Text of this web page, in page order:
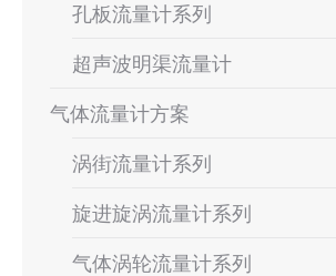
孔板流量计系列
超声波明渠流量计
气体流量计方案
涡街流量计系列
旋进旋涡流量计系列
气体涡轮流量计系列